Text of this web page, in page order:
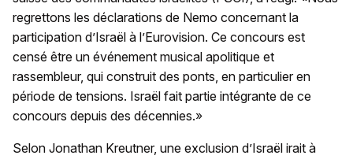
regrettons les déclarations de Nemo concernant la
participation d’Israël à l’Eurovision. Ce concours est
censé être un événement musical apolitique et
rassembleur, qui construit des ponts, en particulier en
période de tensions. Israël fait partie intégrante de ce
concours depuis des décennies.»
Selon Jonathan Kreutner, une exclusion d’Israël irait à